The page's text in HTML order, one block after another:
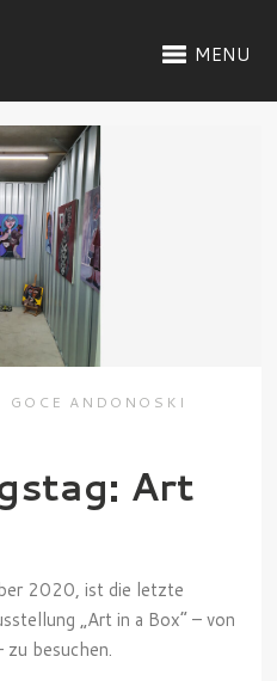
MENU
GOCE ANDONOSKI
Art
2020, ist die letzte
„Art in a Box“ – von
besuchen.